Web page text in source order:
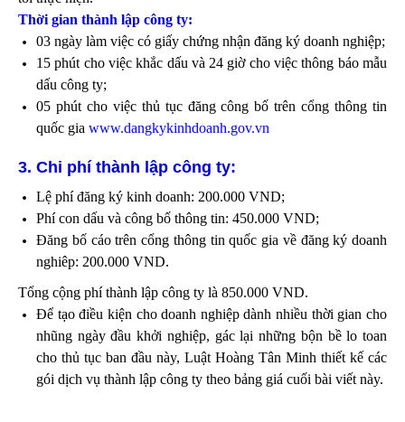
Thời gian thành lập công ty:
03 ngày làm việc có giấy chứng nhận đăng ký doanh nghiệp;
15 phút cho việc khắc dấu và 24 giờ cho việc thông báo mẫu
dấu công ty;
05 phút cho việc thủ tục đăng công bố trên cổng thông tin
quốc gia www.dangkykinhdoanh.gov.vn
3. Chi phí thành lập công ty:
Lệ phí đăng ký kinh doanh: 200.000 VND;
Phí con dấu và công bố thông tin: 450.000 VND;
Đăng bố cáo trên cổng thông tin quốc gia về đăng ký doanh
nghiêp: 200.000 VND.
Tổng cộng phí thành lập công ty là 850.000 VND.
Để tạo điều kiện cho doanh nghiệp dành nhiều thời gian cho
nhũng ngày đầu khởi nghiệp, gác lại những bộn bề lo toan
cho thủ tục ban đầu này, Luật Hoàng Tân Minh thiết kế các
gói dịch vụ thành lập công ty theo bảng giá cuối bài viết này.